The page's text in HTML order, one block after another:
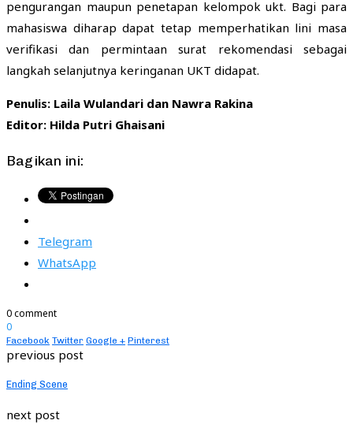
pengurangan maupun penetapan kelompok ukt. Bagi para
mahasiswa diharap dapat tetap memperhatikan lini masa
verifikasi dan permintaan surat rekomendasi sebagai
langkah selanjutnya keringanan UKT didapat.
Penulis: Laila Wulandari dan Nawra Rakina
Editor: Hilda Putri Ghaisani
Bagikan ini:
Telegram
WhatsApp
0 comment
0
Facebook Twitter Google + Pinterest
previous post
Ending Scene
next post